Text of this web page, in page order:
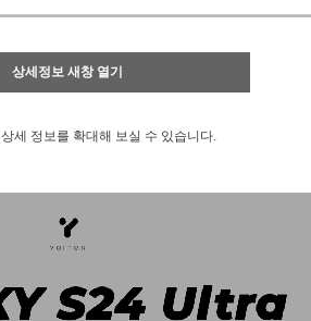
상세정보 새창 열기
상세 정보를 확대해 보실 수 있습니다.